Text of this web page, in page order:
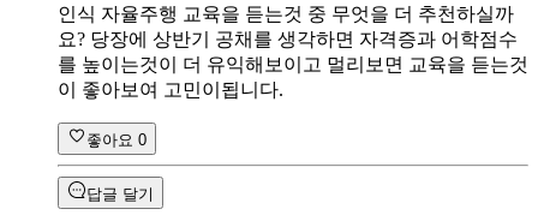
인식 자율주행 교육을 듣는것 중 무엇을 더 추천하실까
요? 당장에 상반기 공채를 생각하면 자격증과 어학점수
를 높이는것이 더 유익해보이고 멀리보면 교육을 듣는것
이 좋아보여 고민이됩니다.
좋아요 0
답글 달기